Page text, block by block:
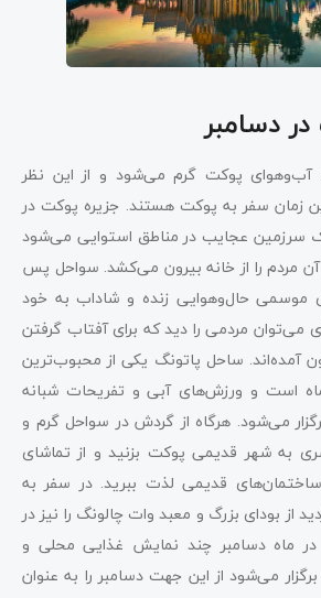
دسامبر
پوکت گرم می‌شود و از این نظر
زمان سفر به پوکت هستند. جزیره پوکت در
سرزمین عجایب در مناطق استوایی می‌شود
آن مردم را از خانه بیرون می‌کشد. سواحل پس
موسمی حال‌وهوایی زنده و شاداب به خود
می‌توان مردمی را دید که برای آفتاب گرفتن
آمده‌اند. ساحل پاتونگ یکی از محبوب‌ترین
است و ورزش‌های آبی و تفریحات شبانه
می‌شود. هرگاه از گردش در سواحل گرم و
به شهر قدیمی پوکت بزنید و از تماشای
قدیمی لذت ببرید. در سفر به
از بودای بزرگ و معبد وات چالونگ را نیز در
در ماه دسامبر چند نمایش‌ غذایی محلی و
برگزار می‌شود از این جهت دسامبر را به عنوان